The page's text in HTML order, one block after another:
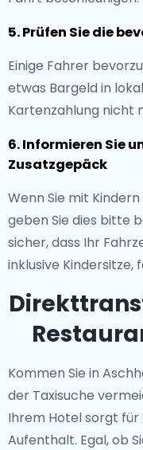
5. Prüfen Sie die
Einige Fahrer
etwas Bargeld in
Kartenzahlung nicht
6. Informieren Sie
Zusatzgepäck
Wenn Sie mit
geben Sie dies bitte
sicher, dass Ihr
inklusive Kindersitze,
Kommen Sie in
der Taxisuche
Ihrem Hotelsorgt für
Aufenthalt. Egal, ob